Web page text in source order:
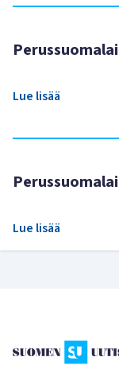
Lue lisää
Lue lisää